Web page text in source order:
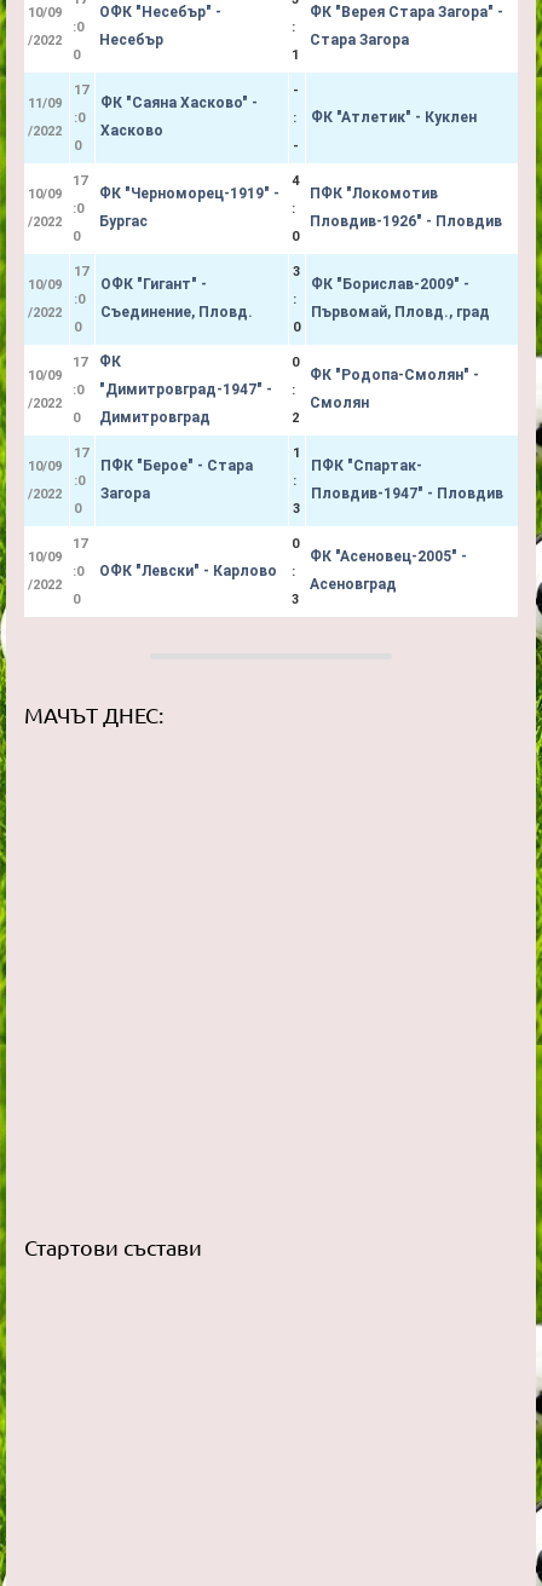
10/09
/2022
:0
0
ОФК "Несебър" -
Несебър
:
1
ФК "Верея Стара Загора" -
Стара Загора
11/09
/2022
17
:0
0
ФК "Саяна Хасково" -
Хасково
-
:
-
ФК "Атлетик" - Куклен
10/09
/2022
17
:0
0
ФК "Черноморец-1919" -
Бургас
4
:
0
ПФК "Локомотив
Пловдив-1926" - Пловдив
10/09
/2022
17
:0
0
ОФК "Гигант" -
Съединение, Пловд.
3
:
0
ФК "Борислав-2009" -
Първомай, Пловд., град
10/09
/2022
17
:0
0
ФК
"Димитровград-1947" -
Димитровград
0
:
2
ФК "Родопа-Смолян" -
Смолян
10/09
/2022
17
:0
0
ПФК "Берое" - Стара
Загора
1
:
3
ПФК "Спартак-
Пловдив-1947" - Пловдив
10/09
/2022
17
:0
0
ОФК "Левски" - Карлово
0
:
3
ФК "Асеновец-2005" -
Асеновград
МАЧЪТ ДНЕС:
Стартови състави